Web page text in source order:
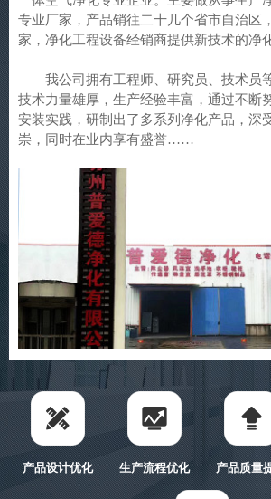
专业厂家，产品销往二十几个省市自治区
家，净化工程设备经销商提供新技术的净
我公司拥有工程师、研究员、技术员等
技术力量雄厚，生产经验丰富，通过不断
安装实践，研制出了多系列净化产品，深
崇，同时在业内享有盛誉……
产品设计优化 生产流程优化 产品质量